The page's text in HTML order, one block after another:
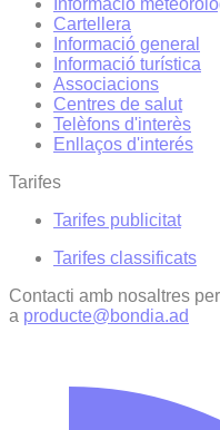
Informació
Cartellera
Informació general
Informació turística
Associacions
Centres de salut
Telèfons d'interès
Enllaços d'interés
Tarifes
Tarifes publicitat
Tarifes classificats
Contacti amb nosaltres
a producte@bondia.ad